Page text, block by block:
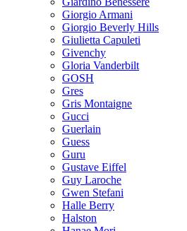
Giorgio Armani
Giorgio Beverly Hills
Giulietta Capuleti
Givenchy
Gloria Vanderbilt
GOSH
Gres
Gris Montaigne
Gucci
Guerlain
Guess
Guru
Gustave Eiffel
Guy Laroche
Gwen Stefani
Halle Berry
Halston